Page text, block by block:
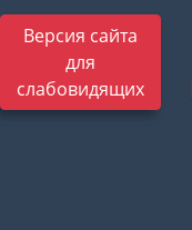
Версия сайта
для
слабовидящих